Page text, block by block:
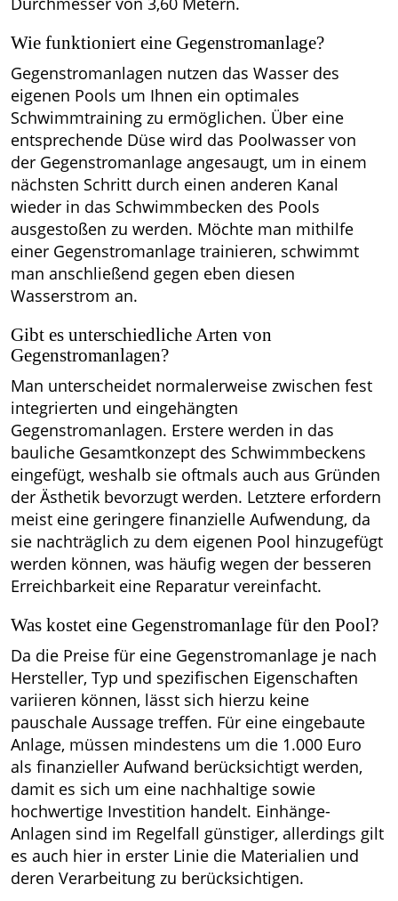
Wie funktioniert eine Gegenstromanlage?
Gegenstromanlagen nutzen das Wasser des
eigenen Pools um Ihnen ein optimales
Schwimmtraining zu ermöglichen. Über eine
entsprechende Düse wird das Poolwasser von
der Gegenstromanlage angesaugt, um in einem
nächsten Schritt durch einen anderen Kanal
wieder in das Schwimmbecken des Pools
ausgestoßen zu werden. Möchte man mithilfe
einer Gegenstromanlage trainieren, schwimmt
man anschließend gegen eben diesen
Wasserstrom an.
Gibt es unterschiedliche Arten von
Gegenstromanlagen?
Man unterscheidet normalerweise zwischen fest
integrierten und eingehängten
Gegenstromanlagen. Erstere werden in das
bauliche Gesamtkonzept des Schwimmbeckens
eingefügt, weshalb sie oftmals auch aus Gründen
der Ästhetik bevorzugt werden. Letztere erfordern
meist eine geringere finanzielle Aufwendung, da
sie nachträglich zu dem eigenen Pool hinzugefügt
werden können, was häufig wegen der besseren
Erreichbarkeit eine Reparatur vereinfacht.
Was kostet eine Gegenstromanlage für den Pool?
Da die Preise für eine Gegenstromanlage je nach
Hersteller, Typ und spezifischen Eigenschaften
variieren können, lässt sich hierzu keine
pauschale Aussage treffen. Für eine eingebaute
Anlage, müssen mindestens um die 1.000 Euro
als finanzieller Aufwand berücksichtigt werden,
damit es sich um eine nachhaltige sowie
hochwertige Investition handelt. Einhänge-
Anlagen sind im Regelfall günstiger, allerdings gilt
es auch hier in erster Linie die Materialien und
deren Verarbeitung zu berücksichtigen.